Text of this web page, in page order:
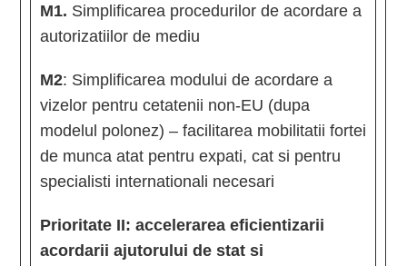
M1. Simplificarea procedurilor de acordare a
autorizatiilor de mediu
M2: Simplificarea modului de acordare a
vizelor pentru cetatenii non-EU (dupa
modelul polonez) – facilitarea mobilitatii fortei
de munca atat pentru expati, cat si pentru
specialisti internationali necesari
Prioritate II: accelerarea eficientizarii
acordarii ajutorului de stat si